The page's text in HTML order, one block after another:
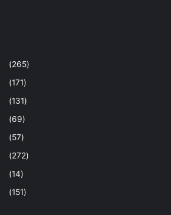
(265)
(171)
(131)
(69)
(57)
(272)
(14)
(151)